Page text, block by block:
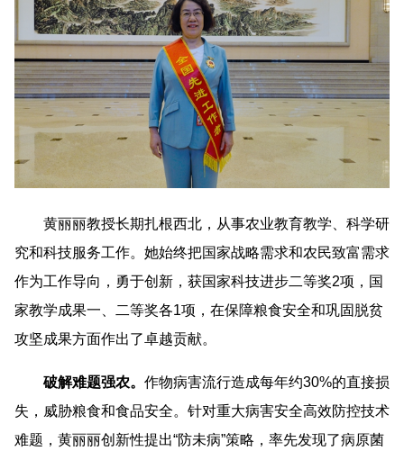
黄丽丽教授长期扎根西北，从事农业教育教学、科学研
究和科技服务工作。她始终把国家战略需求和农民致富需求
作为工作导向，勇于创新，获国家科技进步二等奖2项，国
家教学成果一、二等奖各1项，在保障粮食安全和巩固脱贫
攻坚成果方面作出了卓越贡献。
破解难题强农。 作物病害流行造成每年约30%的直接损
失，威胁粮食和食品安全。针对重大病害安全高效防控技术
难题，黄丽丽创新性提出“防未病”策略，率先发现了病原菌